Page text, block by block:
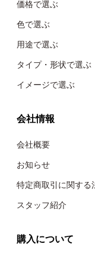
価格で選ぶ
色で選ぶ
用途で選ぶ
タイプ・形状で選ぶ
イメージで選ぶ
会社情報
会社概要
お知らせ
特定商取引に関する
スタッフ紹介
購入について